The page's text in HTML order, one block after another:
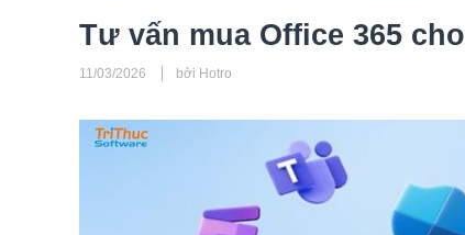
Tư vấn mua Office 365
11/03/2026 bởi Hotro